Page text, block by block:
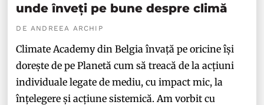
unde înveți pe bune despre climă
DE ANDREEA ARCHIP
Climate Academy din Belgia învață pe oricine își
dorește de pe Planetă cum să treacă de la acțiuni
individuale legate de mediu, cu impact mic, la
înțelegere și acțiune sistemică. Am vorbit cu